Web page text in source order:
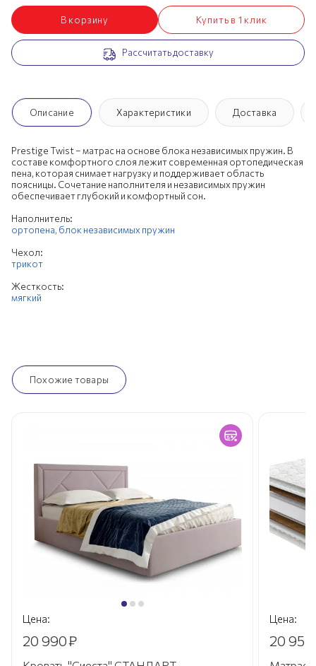
180х190 см 180х195 см 180х200 см
200х195 см 200х200 см
В корзину Купить в 1 клик
Рассчитать доставку
Описание Характеристики Доставка
Prestige Twist – матрас на основе блока независимых пружин. В
составе комфортного слоя лежит современная ортопедическая
пена, которая снимает нагрузку и поддерживает область
поясницы. Сочетание наполнителя и независимых пружин
обеспечивает глубокий и комфортный сон.
Наполнитель:
ортопена, блок независимых пружин
Чехол:
трикот
Жесткость:
мягкий
Похожие товары
Цена:
20 990₽
Цена:
20 957